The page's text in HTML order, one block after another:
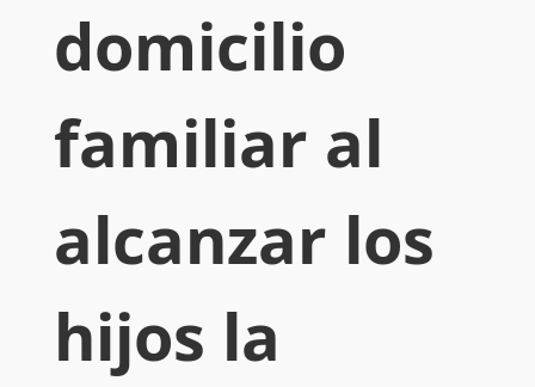
domicilio
familiar al
alcanzar los
hijos la